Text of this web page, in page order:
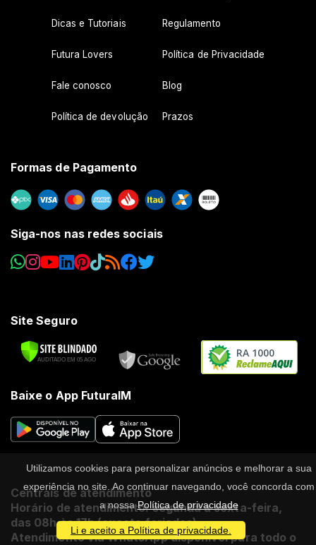
Dicas e Tutoriais Regulamento
Futura Lovers Política de Privacidade
Fale conosco Blog
Política de devolução Prazos
Formas de Pagamento
Siga-nos nas redes sociais
Site Seguro
RA 1000
Baixe o App FuturaIM
Centrais de atendimento
Horário de atendimento: segunda a sexta-feira,
das 08h às 17h (exceto feriados).
Atendimento via WhatsApp disponível para todo o
Utilizamos cookies para personalizar anúncios e melhorar a sua
experiência no site. Ao continuar navegando, você concorda com
a nossaPolítica de privacidade
Li e aceito a Política de privacidade.